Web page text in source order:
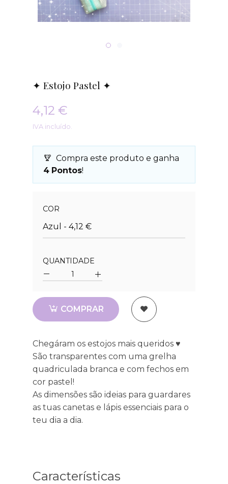
✦ Estojo Pastel ✦
4,12 €
IVA incluído.
Compra este produto e ganha
4 Pontos!
Quantidade
COR
Azul - 4,12 €
QUANTIDADE
COMPRAR
Chegáram os estojos mais queridos ♥︎
São transparentes com uma grelha
quadriculada branca e com fechos em
cor pastel!
As dimensões são ideias para guardares
as tuas canetas e lápis essenciais para o
teu dia a dia.
Características